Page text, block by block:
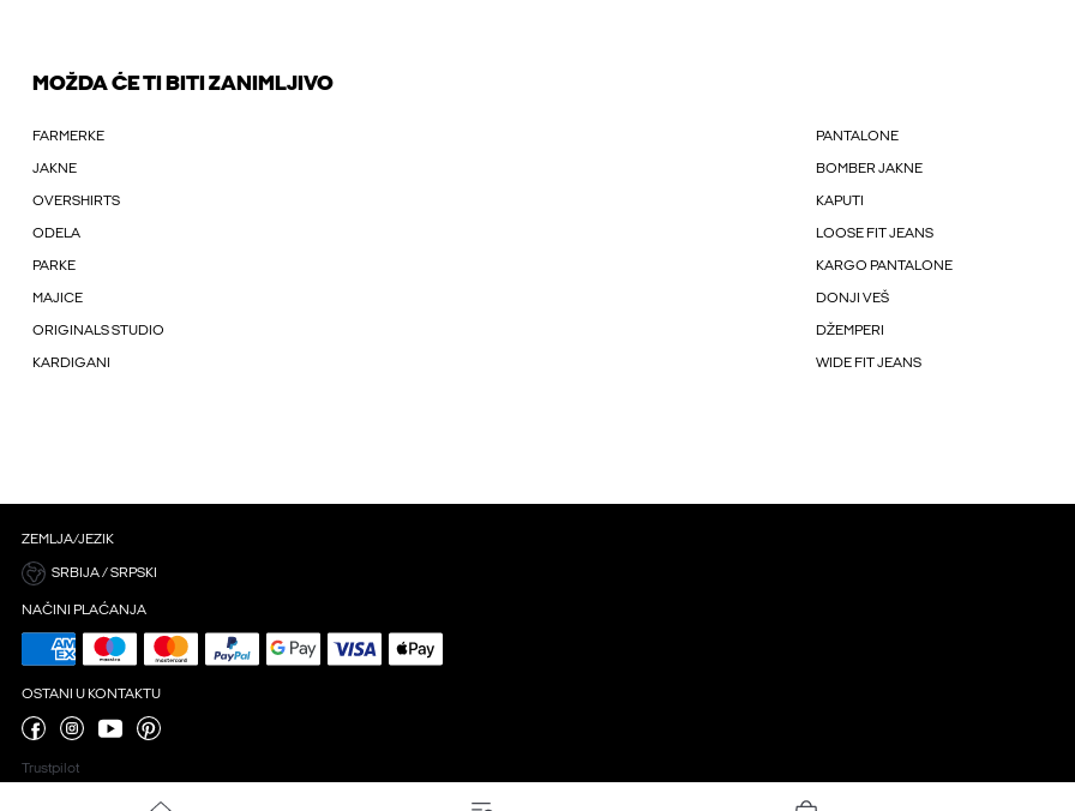
MOŽDA ĆE TI BITI ZANIMLJIVO
FARMERKE PANTALONE
JAKNE BOMBER JAKNE
OVERSHIRTS KAPUTI
ODELA LOOSE FIT JEANS
PARKE KARGO PANTALONE
MAJICE DONJI VEŠ
ORIGINALS STUDIO DŽEMPERI
KARDIGANI WIDE FIT JEANS
ZEMLJA/JEZIK
SRBIJA / SRPSKI
NAČINI PLAĆANJA
OSTANI U KONTAKTU
Trustpilot